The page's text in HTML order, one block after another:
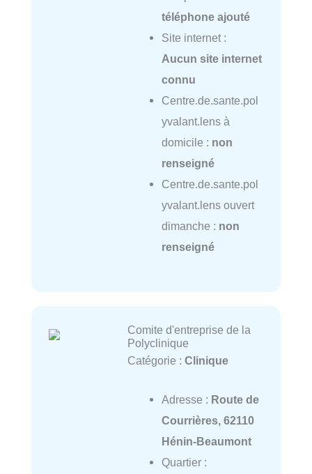
téléphone ajouté
Site internet :
Aucun site internet
connu
Centre.de.sante.pol
yvalant.lens à
domicile : non
renseigné
Centre.de.sante.pol
yvalant.lens ouvert
dimanche : non
renseigné
Comite d'entreprise de la
Polyclinique
Catégorie : Clinique
Adresse : Route de
Courrières, 62110
Hénin-Beaumont
Quartier :